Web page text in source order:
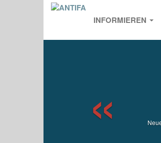
INFORMIEREN